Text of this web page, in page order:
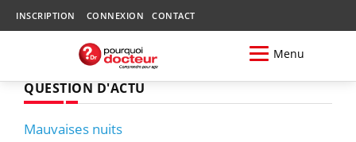
INSCRIPTION CONNEXION CONTACT
Menu
QUESTION D'ACTU
Mauvaises nuits